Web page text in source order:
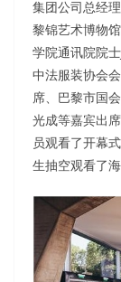
集团公司总经
黎锦艺术博物
学院通讯院院
中法服装协会
席、巴黎市国
光成等嘉宾出
员观看了开幕
生抽空观看了